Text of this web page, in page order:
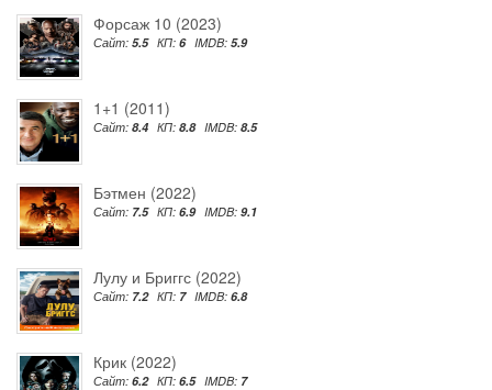
Форсаж 10 (2023)
Сайт: 5.5 КП: 6 IMDB: 5.9
1+1 (2011)
Сайт: 8.4 КП: 8.8 IMDB: 8.5
Бэтмен (2022)
Сайт: 7.5 КП: 6.9 IMDB: 9.1
Лулу и Бриггс (2022)
Сайт: 7.2 КП: 7 IMDB: 6.8
Крик (2022)
Сайт: 6.2 КП: 6.5 IMDB: 7